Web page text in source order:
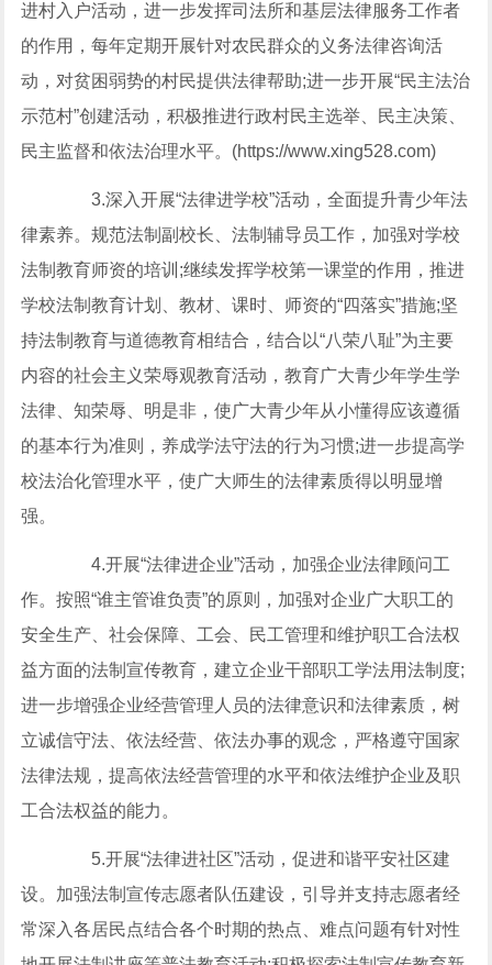
进村入户活动，进一步发挥司法所和基层法律服务工作者
的作用，每年定期开展针对农民群众的义务法律咨询活
动，对贫困弱势的村民提供法律帮助;进一步开展“民主法治
示范村”创建活动，积极推进行政村民主选举、民主决策、
民主监督和依法治理水平。(https://www.xing528.com)
3.深入开展“法律进学校”活动，全面提升青少年法
律素养。规范法制副校长、法制辅导员工作，加强对学校
法制教育师资的培训;继续发挥学校第一课堂的作用，推进
学校法制教育计划、教材、课时、师资的“四落实”措施;坚
持法制教育与道德教育相结合，结合以“八荣八耻”为主要
内容的社会主义荣辱观教育活动，教育广大青少年学生学
法律、知荣辱、明是非，使广大青少年从小懂得应该遵循
的基本行为准则，养成学法守法的行为习惯;进一步提高学
校法治化管理水平，使广大师生的法律素质得以明显增
强。
4.开展“法律进企业”活动，加强企业法律顾问工
作。按照“谁主管谁负责”的原则，加强对企业广大职工的
安全生产、社会保障、工会、民工管理和维护职工合法权
益方面的法制宣传教育，建立企业干部职工学法用法制度;
进一步增强企业经营管理人员的法律意识和法律素质，树
立诚信守法、依法经营、依法办事的观念，严格遵守国家
法律法规，提高依法经营管理的水平和依法维护企业及职
工合法权益的能力。
5.开展“法律进社区”活动，促进和谐平安社区建
设。加强法制宣传志愿者队伍建设，引导并支持志愿者经
常深入各居民点结合各个时期的热点、难点问题有针对性